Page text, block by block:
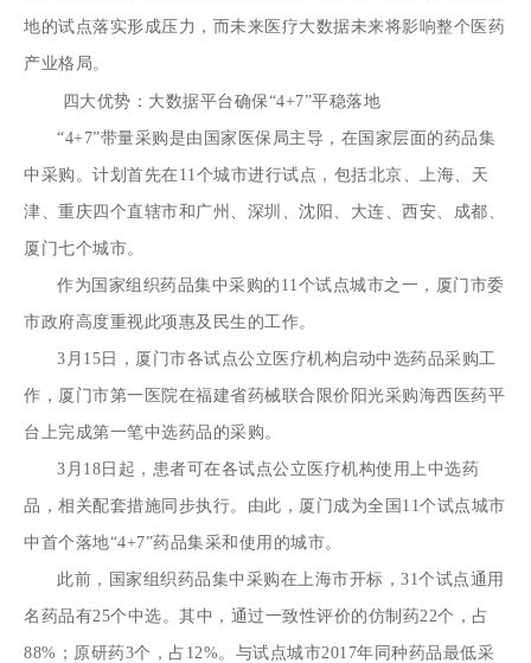
地的试点落实形成压力，而未来医疗大数据未来将影响整个医药
产业格局。
四大优势：大数据平台确保“4+7”平稳落地
“4+7”带量采购是由国家医保局主导，在国家层面的药品集
中采购。计划首先在11个城市进行试点，包括北京、上海、天
津、重庆四个直辖市和广州、深圳、沈阳、大连、西安、成都、
厦门七个城市。
作为国家组织药品集中采购的11个试点城市之一，厦门市委
市政府高度重视此项惠及民生的工作。
3月15日，厦门市各试点公立医疗机构启动中选药品采购工
作，厦门市第一医院在福建省药械联合限价阳光采购海西医药平
台上完成第一笔中选药品的采购。
3月18日起，患者可在各试点公立医疗机构使用上中选药
品，相关配套措施同步执行。由此，厦门成为全国11个试点城市
中首个落地“4+7”药品集采和使用的城市。
此前，国家组织药品集中采购在上海市开标，31个试点通用
名药品有25个中选。其中，通过一致性评价的仿制药22个，占
88%；原研药3个，占12%。与试点城市2017年同种药品最低采